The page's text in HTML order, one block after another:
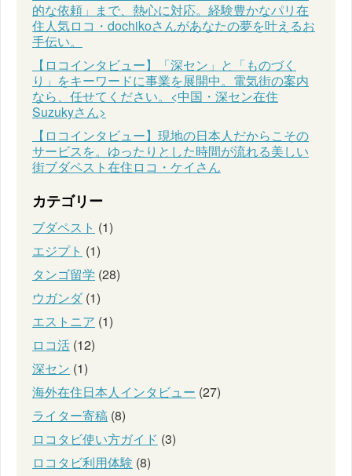
的な依頼」まで、熱心に対応。経験豊かなパリ在
住人気ロコ・dochikoさんがあなたの夢を叶えるお
手伝い。
【ロコインタビュー】「深セン」と「ものづく
り」をキーワードに事業を展開中。電気街の案内
なら、任せてください。<中国・深セン在住
Suzukyさん>
【ロコインタビュー】現地の日本人だからこその
サービスを。ゆったりとした時間が流れる美しい
街ブダペスト在住ロコ・ケイさん
カテゴリー
ブダペスト (1)
エジプト (1)
タンゴ留学 (28)
ウガンダ(1)
エストニア (1)
ロコ活 (12)
深セン (1)
海外在住日本人インタビュー (27)
ライター寄稿 (8)
ロコタビ使い方ガイド (3)
ロコタビ利用体験 (8)